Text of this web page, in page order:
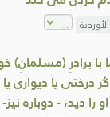
الأوردية
برادرِ (مسلمانِ)
درختی يا ديواری
را ديد، - دوباره